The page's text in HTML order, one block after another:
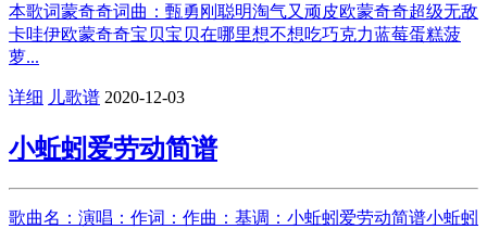
本歌词蒙奇奇词曲：甄勇刚聪明淘气又顽皮欧蒙奇奇超级无敌
卡哇伊欧蒙奇奇宝贝宝贝在哪里想不想吃巧克力蓝莓蛋糕菠
萝...
详细 儿歌谱 2020-12-03
小蚯蚓爱劳动简谱
歌曲名：演唱：作词：作曲：基调：小蚯蚓爱劳动简谱小蚯蚓